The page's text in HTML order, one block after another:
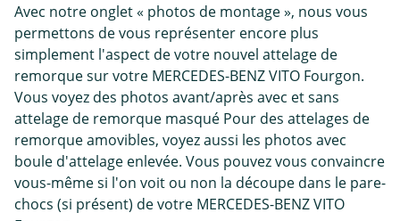
Avec notre onglet « photos de montage », nous vous
permettons de vous représenter encore plus
simplement l'aspect de votre nouvel attelage de
remorque sur votre MERCEDES-BENZ VITO Fourgon.
Vous voyez des photos avant/après avec et sans
attelage de remorque masqué Pour des attelages de
remorque amovibles, voyez aussi les photos avec
boule d'attelage enlevée. Vous pouvez vous convaincre
vous-même si l'on voit ou non la découpe dans le pare-
chocs (si présent) de votre MERCEDES-BENZ VITO